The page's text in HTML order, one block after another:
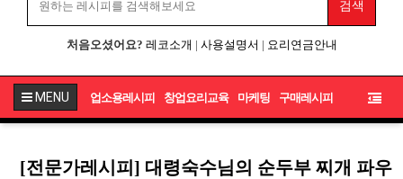
처음오셨어요? 레코소개 | 사용설명서 | 요리연금안내
MENU 업소용레시피 창업요리교육 마케팅 구매레시피
[전문가레시피] 대령숙수님의 순두부 찌개 파우